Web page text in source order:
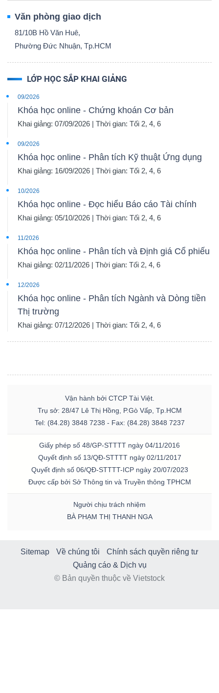
Văn phòng giao dịch
81/10B Hồ Văn Huê,
Phường Đức Nhuận, Tp.HCM
LỚP HỌC SẮP KHAI GIẢNG
09/2026
Khóa học online - Chứng khoán Cơ bản
Khai giảng: 07/09/2026 | Thời gian: Tối 2, 4, 6
09/2026
Khóa học online - Phân tích Kỹ thuật Ứng dụng
Khai giảng: 16/09/2026 | Thời gian: Tối 2, 4, 6
10/2026
Khóa học online - Đọc hiểu Báo cáo Tài chính
Khai giảng: 05/10/2026 | Thời gian: Tối 2, 4, 6
11/2026
Khóa học online - Phân tích và Định giá Cổ phiếu
Khai giảng: 02/11/2026 | Thời gian: Tối 2, 4, 6
12/2026
Khóa học online - Phân tích Ngành và Dòng tiền
Thị trường
Khai giảng: 07/12/2026 | Thời gian: Tối 2, 4, 6
Vận hành bởi CTCP Tài Việt.
Trụ sở: 28/47 Lê Thị Hồng, P.Gò Vấp, Tp.HCM
Tel: (84.28) 3848 7238 - Fax: (84.28) 3848 7237
Giấy phép số 48/GP-STTTT ngày 04/11/2016
Quyết định số 13/QĐ-STTTT ngày 02/11/2017
Quyết định số 06/QĐ-STTTT-ICP ngày 20/07/2023
Được cấp bởi Sở Thông tin và Truyền thông TPHCM
Người chịu trách nhiệm
BÀ PHẠM THỊ THANH NGA
Sitemap Về chúng tôi
Chính sách quyền riêng tư
Quảng cáo & Dịch vụ
© Bản quyền thuộc về Vietstock